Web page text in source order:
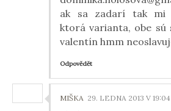
ak sa zadarí tak mi
ktorá varianta, obe sú
valentín hmm
Odpovědět
MIŠKA 29. LEDNA 2013 V 19:04